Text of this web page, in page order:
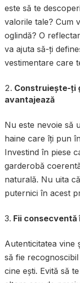
este să te
valorile tale? Cum
oglindă? O
va ajuta să-ți
vestimentare care
Construiește-ți
avantajează
Nu este nevoie să
haine care îți pun
Investind în piese
garderobă
naturală. Nu uita
puternici în acest
Fii
Autenticitatea vine
să fie
cine ești. Evită să